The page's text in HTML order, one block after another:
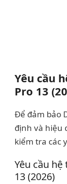
Yêu cầu
Pro 13
Để đảm bảo
định và hiệu
kiểm tra các
Yêu cầu
13 (2026)